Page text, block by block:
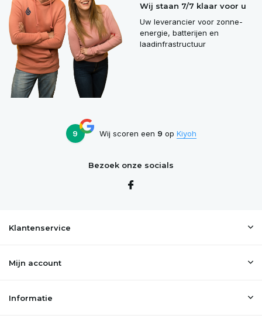
Wij staan 7/7 klaar voor u
Uw leverancier voor zonne-
energie, batterijen en
laadinfrastructuur
9 Wij scoren een 9 op Kiyoh
Bezoek onze socials
Klantenservice
Mijn account
Informatie